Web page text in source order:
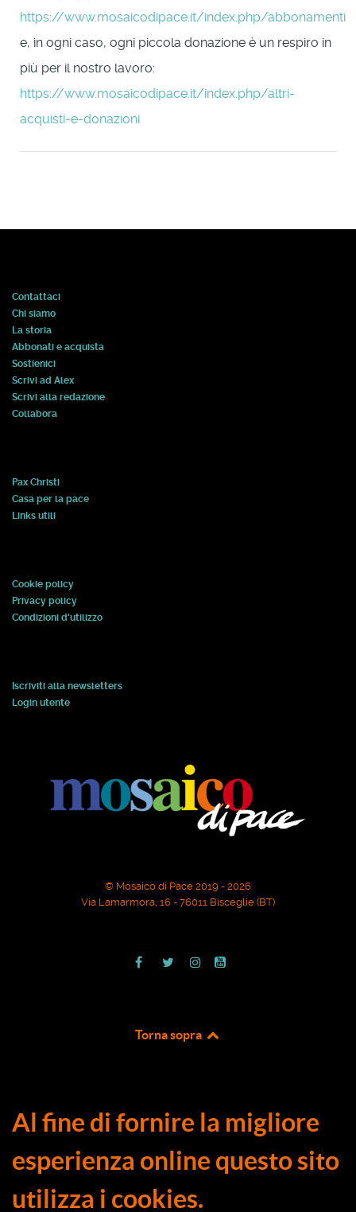
https://www.mosaicodipace.it/index.php/abbonamenti
e, in ogni caso, ogni piccola donazione è un respiro in
più per il nostro lavoro:
https://www.mosaicodipace.it/index.php/altri-
acquisti-e-donazioni
Contattaci
Chi siamo
La storia
Abbonati e acquista
Sostienici
Scrivi ad Alex
Scrivi alla redazione
Collabora
Pax Christi
Casa per la pace
Links utili
Cookie policy
Privacy policy
Condizioni d'utilizzo
Iscriviti alla newsletters
Login utente
© Mosaico di Pace 2019 - 2026
Via Lamarmora, 16 - 76011 Bisceglie (BT)
Torna sopra
Al fine di fornire la migliore
esperienza online questo sito
utilizza i cookies.